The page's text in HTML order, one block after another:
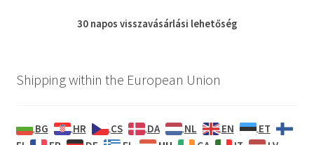
30 napos visszavásárlási lehetőség
Shipping within the European Union
BG HR CS DA NL EN
ET